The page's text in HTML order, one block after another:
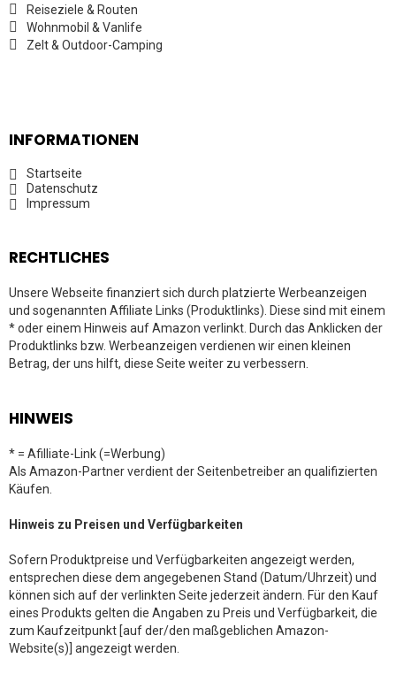
Reiseziele & Routen
Wohnmobil & Vanlife
Zelt & Outdoor-Camping
INFORMATIONEN
Startseite
Datenschutz
Impressum
RECHTLICHES
Unsere Webseite finanziert sich durch platzierte Werbeanzeigen
und sogenannten Affiliate Links (Produktlinks). Diese sind mit einem
* oder einem Hinweis auf Amazon verlinkt. Durch das Anklicken der
Produktlinks bzw. Werbeanzeigen verdienen wir einen kleinen
Betrag, der uns hilft, diese Seite weiter zu verbessern.
HINWEIS
* = Afilliate-Link (=Werbung)
Als Amazon-Partner verdient der Seitenbetreiber an qualifizierten
Käufen.
Hinweis zu Preisen und Verfügbarkeiten
Sofern Produktpreise und Verfügbarkeiten angezeigt werden,
entsprechen diese dem angegebenen Stand (Datum/Uhrzeit) und
können sich auf der verlinkten Seite jederzeit ändern. Für den Kauf
eines Produkts gelten die Angaben zu Preis und Verfügbarkeit, die
zum Kaufzeitpunkt [auf der/den maßgeblichen Amazon-
Website(s)] angezeigt werden.